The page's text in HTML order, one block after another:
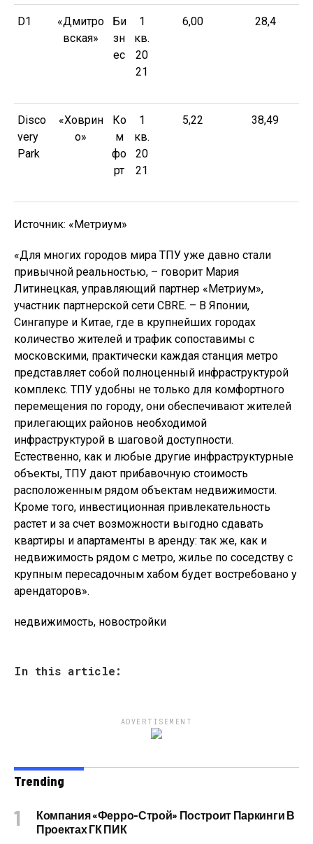
D1
«Дмитро
вская»
Би
зн
ес
1
кв.
20
21
6,00 28,4
Disco
very
Park
«Ховрин
о»
Ко
м
фо
рт
1
кв.
20
21
5,22 38,49
Источник: «Метриум»
«Для многих городов мира ТПУ уже давно стали
привычной реальностью, – говорит Мария
Литинецкая, управляющий партнер «Метриум»,
участник партнерской сети CBRE. – В Японии,
Сингапуре и Китае, где в крупнейших городах
количество жителей и трафик сопоставимы с
московскими, практически каждая станция метро
представляет собой полноценный инфраструктурой
комплекс. ТПУ удобны не только для комфортного
перемещения по городу, они обеспечивают жителей
прилегающих районов необходимой
инфраструктурой в шаговой доступности.
Естественно, как и любые другие инфраструктурные
объекты, ТПУ дают прибавочную стоимость
расположенным рядом объектам недвижимости.
Кроме того, инвестиционная привлекательность
растет и за счет возможности выгодно сдавать
квартиры и апартаменты в аренду: так же, как и
недвижимость рядом с метро, жилье по соседству с
крупным пересадочным хабом будет востребовано у
арендаторов».
недвижимость, новостройки
In this article:
ADVERTISEMENT
Trending
Компания «Ферро-Строй» Построит Паркинги В
Проектах ГК ПИК